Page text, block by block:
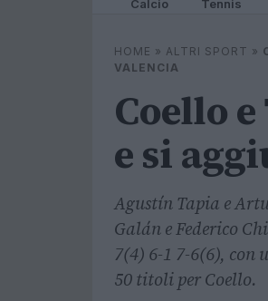
Calcio Tennis
HOME » ALTRI SPORT »
VALENCIA
Coello
e si
Agustín Tapia e
Galán e Federico
7(4) 6-1 7-6(6), con
50 titoli per Coello.